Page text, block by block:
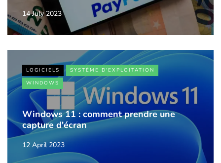
14 July 2023
LOGICIELS
SYSTÈME D'EXPLOITATION
WINDOWS
Windows 11 : comment prendre une
capture d'écran
12 April 2023